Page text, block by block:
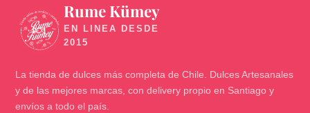
🍬
Rume Kümey
La tienda de dulces más completa de Chile. Dulces Artesanales
y de las mejores marcas, con delivery propio en Santiago y
envíos a todo el país.